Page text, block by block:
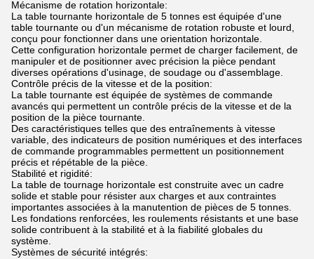
Mécanisme de rotation horizontale:
La table tournante horizontale de 5 tonnes est équipée d'une
table tournante ou d'un mécanisme de rotation robuste et lourd,
conçu pour fonctionner dans une orientation horizontale.
Cette configuration horizontale permet de charger facilement, de
manipuler et de positionner avec précision la pièce pendant
diverses opérations d'usinage, de soudage ou d'assemblage.
Contrôle précis de la vitesse et de la position:
La table tournante est équipée de systèmes de commande
avancés qui permettent un contrôle précis de la vitesse et de la
position de la pièce tournante.
Des caractéristiques telles que des entraînements à vitesse
variable, des indicateurs de position numériques et des interfaces
de commande programmables permettent un positionnement
précis et répétable de la pièce.
Stabilité et rigidité:
La table de tournage horizontale est construite avec un cadre
solide et stable pour résister aux charges et aux contraintes
importantes associées à la manutention de pièces de 5 tonnes.
Les fondations renforcées, les roulements résistants et une base
solide contribuent à la stabilité et à la fiabilité globales du
système.
Systèmes de sécurité intégrés: